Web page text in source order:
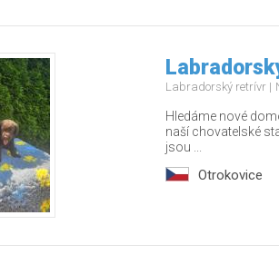
Labradorský retrívr
Hledáme nové
naší chovatelské
jsou ...
Otrokovice